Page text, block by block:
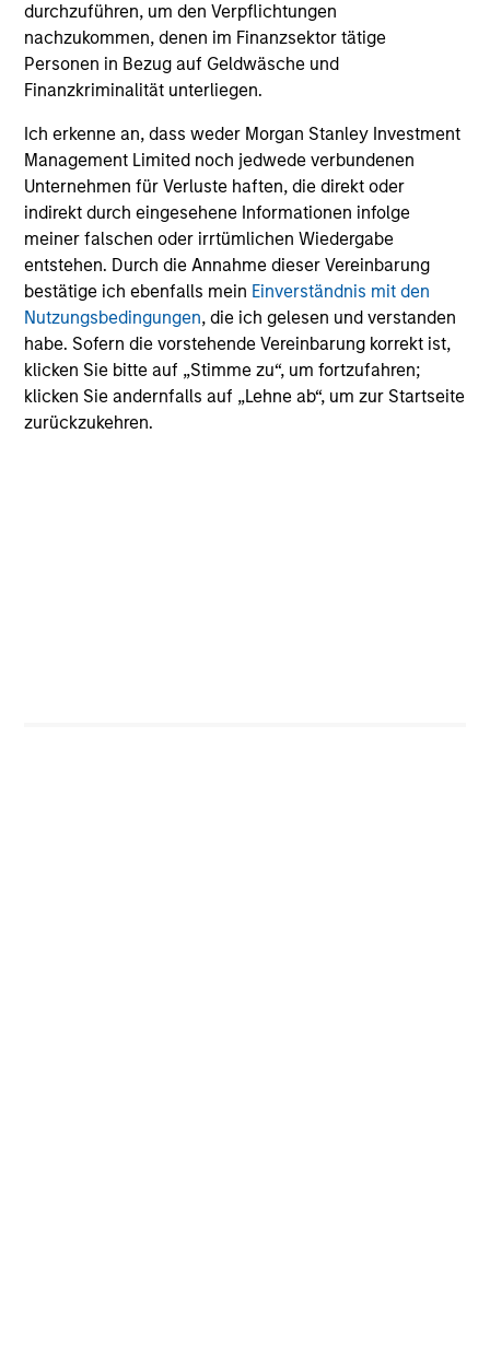
durchzuführen, um den Verpflichtungen
nachzukommen, denen im Finanzsektor tätige
Personen in Bezug auf Geldwäsche und
Finanzkriminalität unterliegen.
Ich erkenne an, dass weder Morgan Stanley Investment
Management Limited noch jedwede verbundenen
Unternehmen für Verluste haften, die direkt oder
indirekt durch eingesehene Informationen infolge
meiner falschen oder irrtümlichen Wiedergabe
entstehen. Durch die Annahme dieser Vereinbarung
bestätige ich ebenfalls mein Einverständnis mit den
Nutzungsbedingungen, die ich gelesen und verstanden
habe. Sofern die vorstehende Vereinbarung korrekt ist,
klicken Sie bitte auf „Stimme zu“, um fortzufahren;
klicken Sie andernfalls auf „Lehne ab“, um zur Startseite
zurückzukehren.